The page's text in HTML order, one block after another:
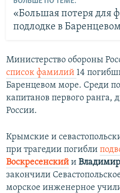
«Большая потеря для
подлодке в
Министерство обороны
список фамилий 14
Баренцевом море. Среди
капитанов первого ранга,
России.
Крымские и
при трагедии погибли
Воскресенский и
закончили
морское инженерное